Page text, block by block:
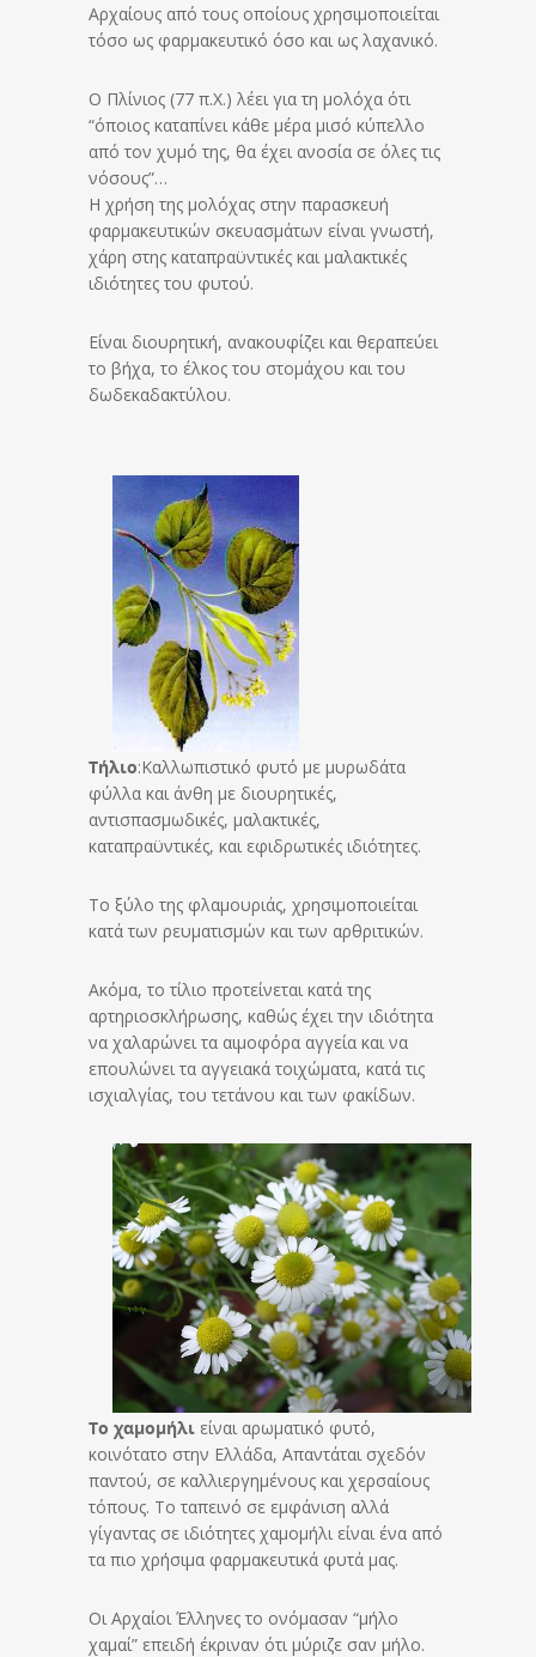
Αρχαίους από τους οποίους χρησιμοποιείται
τόσο ως φαρμακευτικό όσο και ως λαχανικό.
Ο Πλίνιος (77 π.Χ.) λέει για τη μολόχα ότι
“όποιος καταπίνει κάθε μέρα μισό κύπελλο
από τον χυμό της, θα έχει ανοσία σε όλες τις
νόσους”…
Η χρήση της μολόχας στην παρασκευή
φαρμακευτικών σκευασμάτων είναι γνωστή,
χάρη στης καταπραϋντικές και μαλακτικές
ιδιότητες του φυτού.
Είναι διουρητική, ανακουφίζει και θεραπεύει
το βήχα, το έλκος του στομάχου και του
δωδεκαδακτύλου.
Τήλιο:Καλλωπιστικό φυτό με μυρωδάτα
φύλλα και άνθη με διουρητικές,
αντισπασμωδικές, μαλακτικές,
καταπραϋντικές, και εφιδρωτικές ιδιότητες.
Το ξύλο της φλαμουριάς, χρησιμοποιείται
κατά των ρευματισμών και των αρθριτικών.
Ακόμα, το τίλιο προτείνεται κατά της
αρτηριοσκλήρωσης, καθώς έχει την ιδιότητα
να χαλαρώνει τα αιμοφόρα αγγεία και να
επουλώνει τα αγγειακά τοιχώματα, κατά τις
ισχιαλγίας, του τετάνου και των φακίδων.
Το χαμομήλι είναι αρωματικό φυτό,
κοινότατο στην Ελλάδα, Απαντάται σχεδόν
παντού, σε καλλιεργημένους και χερσαίους
τόπους. Το ταπεινό σε εμφάνιση αλλά
γίγαντας σε ιδιότητες χαμομήλι είναι ένα από
τα πιο χρήσιμα φαρμακευτικά φυτά μας.
Οι Αρχαίοι Έλληνες το ονόμασαν “μήλο
χαμαί” επειδή έκριναν ότι μύριζε σαν μήλο.